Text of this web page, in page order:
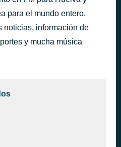
para el mundo entero.
noticias, información de
y mucha música